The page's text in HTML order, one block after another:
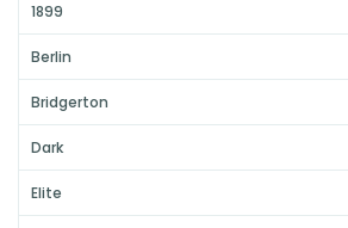
1899
Berlin
Bridgerton
Dark
Elite